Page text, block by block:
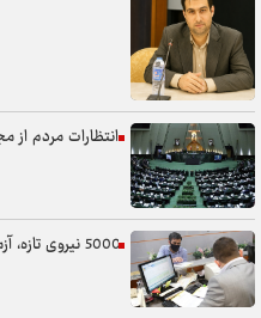
انتظارات مردم
5000 نیروی تازه، آزمون شایسته‌سالاری در ادارات همدان